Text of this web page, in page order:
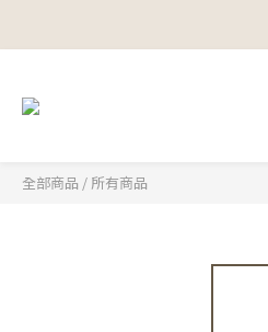
全部商品 / 所有商品